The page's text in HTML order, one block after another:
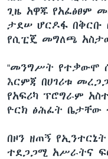
ጊዜ አዋጁ የአፈፅፀም
ታደሠ ሆርዶፋ በቅርቡ
የሲፒጄ መግለጫ
“መንግሥት የተቃውሞ
እርምጃ በሀገሪቱ
የአፍሪካ ፕሮግራም
ዮርክ ፅሕፈት ቤታቸው
በዞን ዘጠኝ
ተደጋጋሚ አሥራትና